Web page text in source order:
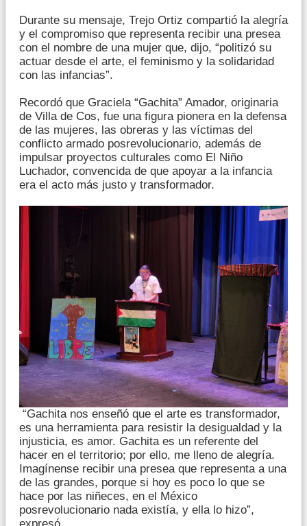
Durante su mensaje, Trejo Ortiz compartió la alegría
y el compromiso que representa recibir una presea
con el nombre de una mujer que, dijo, “politizó su
actuar desde el arte, el feminismo y la solidaridad
con las infancias”.
Recordó que Graciela “Gachita” Amador, originaria
de Villa de Cos, fue una figura pionera en la defensa
de las mujeres, las obreras y las víctimas del
conflicto armado posrevolucionario, además de
impulsar proyectos culturales como El Niño
Luchador, convencida de que apoyar a la infancia
era el acto más justo y transformador.
“Gachita nos enseñó que el arte es transformador,
es una herramienta para resistir la desigualdad y la
injusticia, es amor. Gachita es un referente del
hacer en el territorio; por ello, me lleno de alegría.
Imagínense recibir una presea que representa a una
de las grandes, porque si hoy es poco lo que se
hace por las niñeces, en el México
posrevolucionario nada existía, y ella lo hizo”,
expresó.